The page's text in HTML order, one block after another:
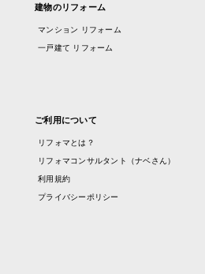
建物のリフォーム
マンション リフォーム
一戸建て リフォーム
ご利用について
リフォマとは？
リフォマコンサルタント（ナベさん）
利用規約
プライバシーポリシー